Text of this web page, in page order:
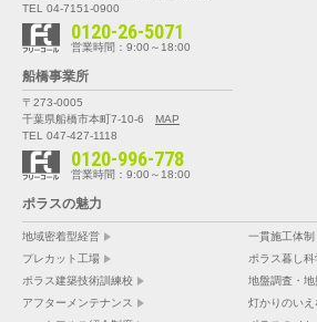
TEL 04-7151-0900
0120-26-5071
営業時間：9:00～18:00
船橋事業所
〒273-0005
千葉県船橋市本町7-10-6
MAP
TEL 047-427-1118
0120-996-778
営業時間：9:00～18:00
ポラスの魅力
地域密着型経営
一貫施工体制
プレカット工場
ポラス暮し
ポラス建築技術訓練校
地盤調査・地
アフターメンテナンス
灯かりのいえ